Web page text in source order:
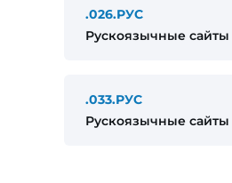
.026.РУС
Рускоязычные сайты
.033.РУС
Рускоязычные сайты